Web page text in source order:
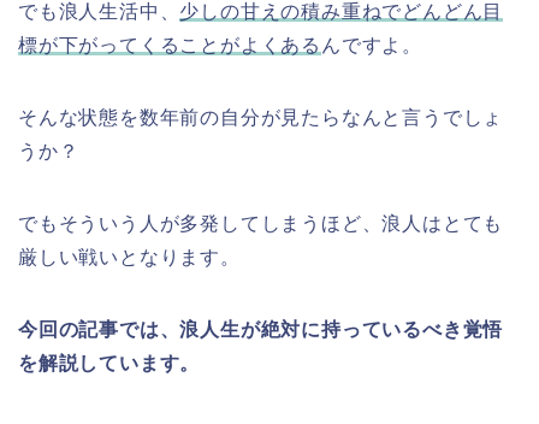
でも浪人生活中、 少しの甘えの積み重ねでどんどん目
標が下がってくることがよくある んですよ。
そんな状態を数年前の自分が見たらなんと言うでしょ
うか？
でもそういう人が多発してしまうほど、浪人はとても
厳しい戦いとなります。
今回の記事では、浪人生が絶対に持っているべき覚悟
を解説しています。